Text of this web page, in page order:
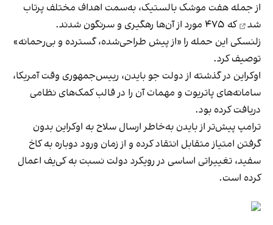
از جمله هفت موشک بالستیک، به‌سمت اهداف مختلف پرتاب
شد
که ۴۷۵ مورد از آن‌ها رهگیری و سرنگون شدند.
زلنسکی این حمله را «از پیش طراحی‌شده، گسترده و بی‌رحمانه»
توصیف کرد.
اوکراین در گذشته از دولت جو بایدن، رییس‌جمهوری وقت آمریکا،
سامانه‌های پاتریوت و مهمات آن را در قالب کمک‌های نظامی
دریافت کرده بود.
ترامپ پیش‌تر از بایدن به‌خاطر ارسال سلاح به اوکراین بدون
گرفتن امتیاز متقابل انتقاد کرده و از زمان ورود دوباره به کاخ
سفید، تغییراتی اساسی در رویکرد دولت نسبت به کی‌یف اعمال
کرده است.